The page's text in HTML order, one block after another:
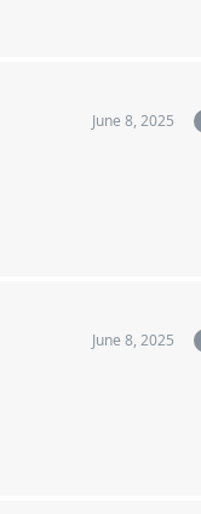
June 8, 2025
June 8, 2025